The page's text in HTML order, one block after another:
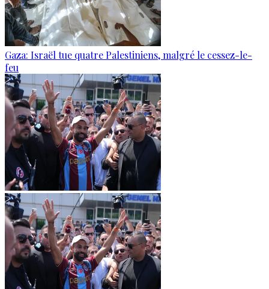
Gaza: Israël tue quatre Palestiniens, malgré le cessez-le-
feu